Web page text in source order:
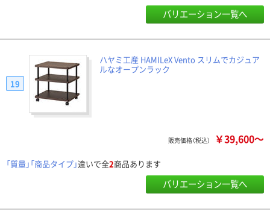
バリエーション一覧へ
ハヤミ工産 HAMILeX Vento スリムでカジュア
ルなオープンラック
19
販売価格（税込） ￥39,600～
「質量」「商品タイプ」違いで全2商品あります
バリエーション一覧へ